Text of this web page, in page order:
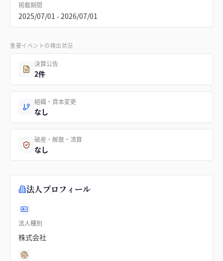
掲載期間
2025/07/01 - 2026/07/01
重要イベントの検出状況
決算公告
2件
組織・資本変更
なし
破産・解散・清算
なし
法人プロフィール
法人種別
株式会社